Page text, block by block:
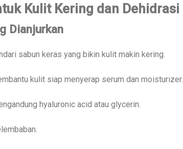
Kulit Kering dan Dehidrasi
Dianjurkan
sabun keras yang bikin kulit makin kering.
kulit siap menyerap serum dan moisturizer.
hyaluronic acid atau glycerin.